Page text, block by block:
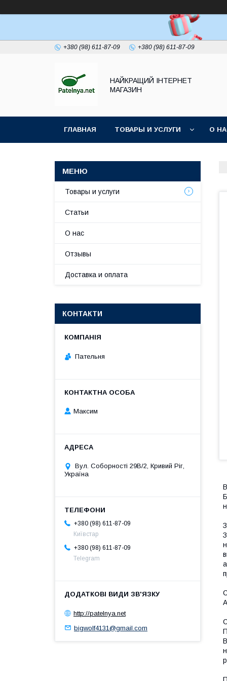
+380 (98) 611-87-09 +380 (98) 611-87-09
НАЙКРАЩИЙ ІНТЕРНЕТ
МАГАЗИН
ГЛАВНАЯ ТОВАРЫ И УСЛУГИ О
Товары и услуги
Статьи
О нас
Отзывы
Доставка и оплата
КОНТАКТИ
Пательня
Максим
Вул. Соборності 29В/2, Кривий Ріг,
Україна
+380 (98) 611-87-09
Київстар
+380 (98) 611-87-09
Telegram
http://patelnya.net
bigwolf4131@gmail.com